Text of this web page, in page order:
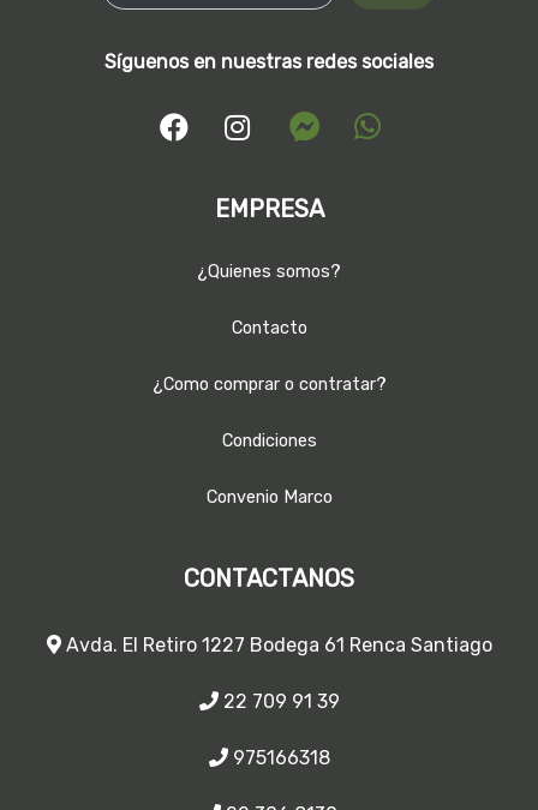
Síguenos en nuestras redes sociales
EMPRESA
¿Quienes somos?
Contacto
¿Como comprar o contratar?
Condiciones
Convenio Marco
CONTACTANOS
Avda. El Retiro 1227 Bodega 61 Renca Santiago
22 709 91 39
975166318